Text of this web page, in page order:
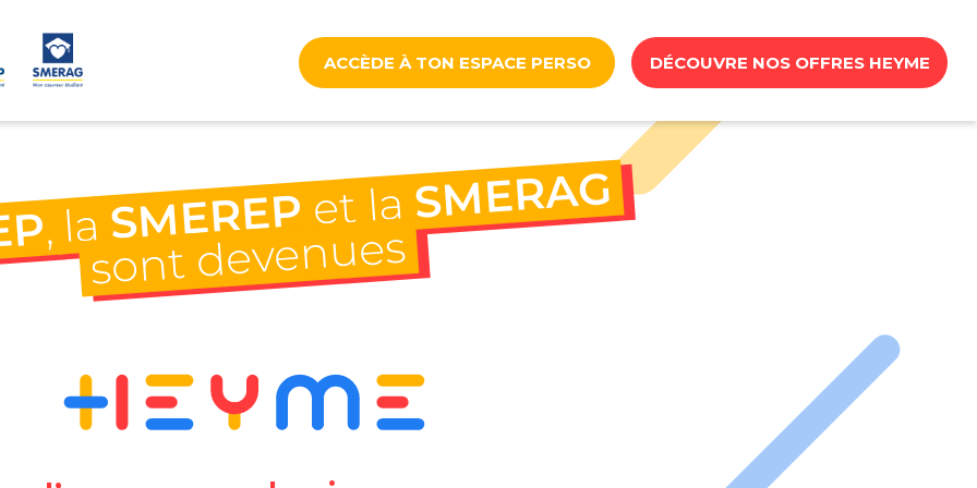
ACCÈDE À TON ESPACE PERSO DÉCOUVRE NOS OFFRES HEYME
, laSMEREP et laSMERAG
sont devenues
, laSMEREP et laSMERAG
sont devenues